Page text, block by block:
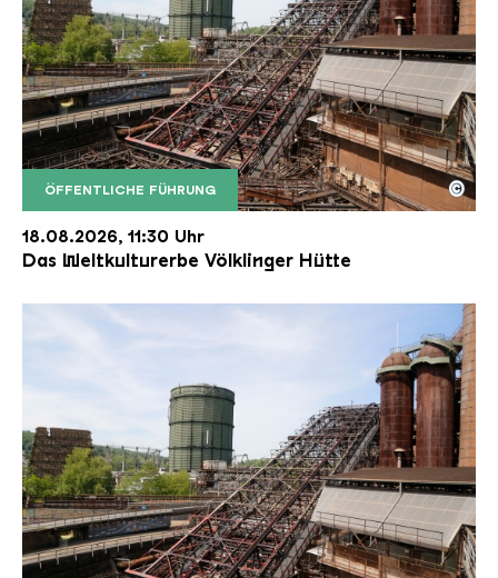
ÖFFENTLICHE FÜHRUNG
Der Erzschrägaufzug der Völklinger Hütte mit
Copyright: Weltkulturerbe Völklinger Hütte | Karl
©
18.08.2026, 11:30 Uhr
Das Weltkulturerbe Völklinger Hütte